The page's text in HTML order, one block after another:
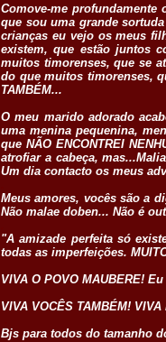
Comove-me profundamente
que sou uma grande
crianças eu vejo os meus
existem, que estão juntos
muitos timorenses, que se
do que muitos timorenses,
TAMBÉM...
O meu marido adorado
uma menina pequenina,
que NÃO ENCONTREI
atrofiar a cabeça,
Um dia contacto os meus
Meus amores, vocês são a
Não malae doben... Não é
"A amizade perfeita só
todas as imperfeições.
VIVA O POVO MAUBERE!
VIVA VOCÊS TAMBÉM! VIVA
Bjs para todos do tamanho